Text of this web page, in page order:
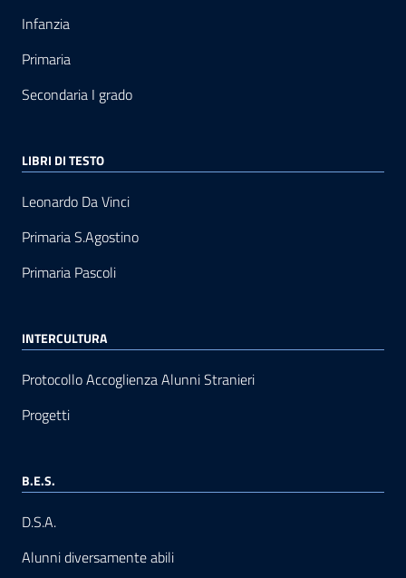
Infanzia
Primaria
Secondaria I grado
LIBRI DI TESTO
Leonardo Da Vinci
Primaria S.Agostino
Primaria Pascoli
INTERCULTURA
Protocollo Accoglienza Alunni Stranieri
Progetti
B.E.S.
D.S.A.
Alunni diversamente abili